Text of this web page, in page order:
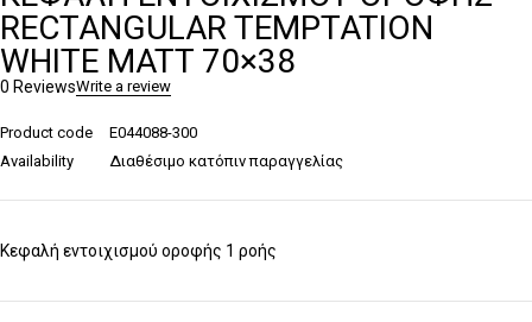
RECTANGULAR TEMPTATION
WHITE MATT 70×38
0 ReviewsWrite a review
Product code
E044088-300
Availability
Διαθέσιμο κατόπιν παραγγελίας
Κεφαλή εντοιχισμού οροφής 1 ροής